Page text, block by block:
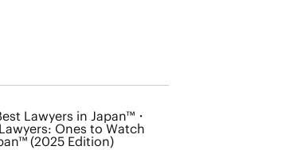
Lawyers in Japan™・
Ones to Watch
(2025 Edition)